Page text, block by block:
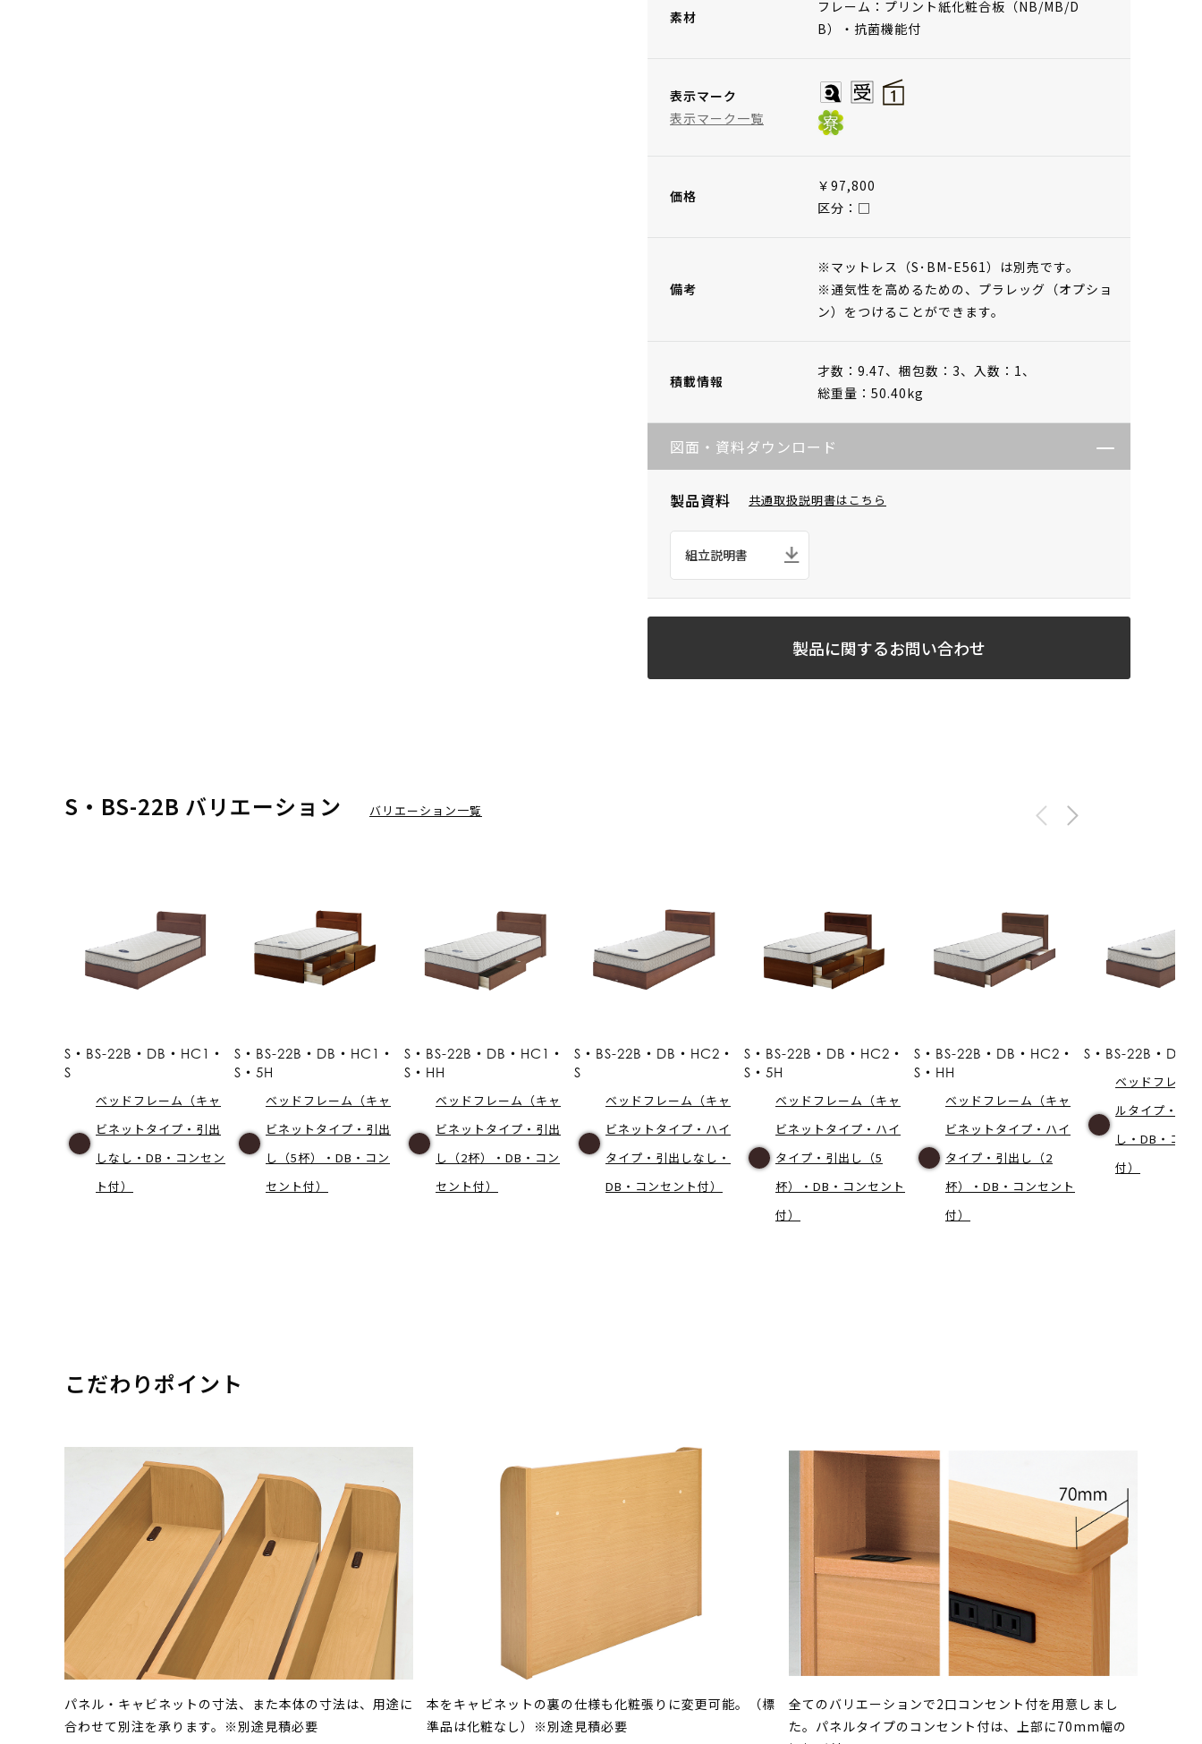
素材
フレーム：プリント紙化粧合板（NB/MB/D
B）・抗菌機能付
表示マーク
表示マーク一覧
価格
￥97,800
区分：□
備考
※マットレス（S･BM-E561）は別売です。
※通気性を高めるための、プラレッグ（オプショ
ン）をつけることができます。
積載情報
才数：9.47、 梱包数：3、 入数：1、
総重量：50.40kg
図面・資料ダウンロード
製品資料 共通取扱説明書はこちら
組立説明書
製品に関するお問い合わせ
S・BS-22B バリエーション バリエーション一覧
S・BS-22B・DB・HC1・
S
ベッドフレーム（キャ
ビネットタイプ・引出
しなし・DB・コンセン
ト付）
S・BS-22B・DB・HC1・
S・5H
ベッドフレーム（キャ
ビネットタイプ・引出
し（5杯）・DB・コン
セント付）
S・BS-22B・DB・HC1・
S・HH
ベッドフレーム（キャ
ビネットタイプ・引出
し（2杯）・DB・コン
セント付）
S・BS-22B・DB・HC2・
S
ベッドフレーム（キャ
ビネットタイプ・ハイ
タイプ・引出しなし・
DB・コンセント付）
S・BS-22B・DB・HC2・
S・5H
ベッドフレーム（キャ
ビネットタイプ・ハイ
タイプ・引出し（5
杯）・DB・コンセント
付）
S・BS-22B・DB・HC2・
S・HH
ベッドフレーム（キャ
ビネットタイプ・ハイ
タイプ・引出し（2
杯）・DB・コンセント
付）
S・BS-22B・DB
ベッドフレー
ルタイプ・引
し・DB・コン
付）
こだわりポイント
パネル・キャビネットの寸法、また本体の寸法は、用途に
合わせて別注を承ります。※別途見積必要
本をキャビネットの裏の仕様も化粧張りに変更可能。（標
準品は化粧なし）※別途見積必要
全てのバリエーションで2口コンセント付を用意しまし
た。パネルタイプのコンセント付は、上部に70mm幅の